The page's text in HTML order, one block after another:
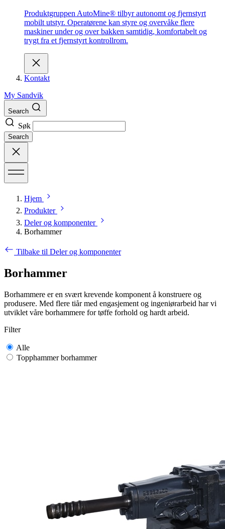
Produktgruppen AutoMine® tilbyr autonomt og fjernstyrt
mobilt utstyr. Operatørene kan styre og overvåke flere
maskiner under og over bakken samtidig, komfortabelt og
trygt fra et fjernstyrt kontrollrom.
Kontakt
My Sandvik
Search
Søk
Search
Hjem
Produkter
Deler og komponenter
Borhammer
Tilbake til Deler og komponenter
Borhammer
Borhammere er en svært krevende komponent å konstruere og
produsere. Med flere tiår med engasjement og ingeniørarbeid har vi
utviklet våre borhammere for tøffe forhold og hardt arbeid.
Filter
Alle
Topphammer borhammer